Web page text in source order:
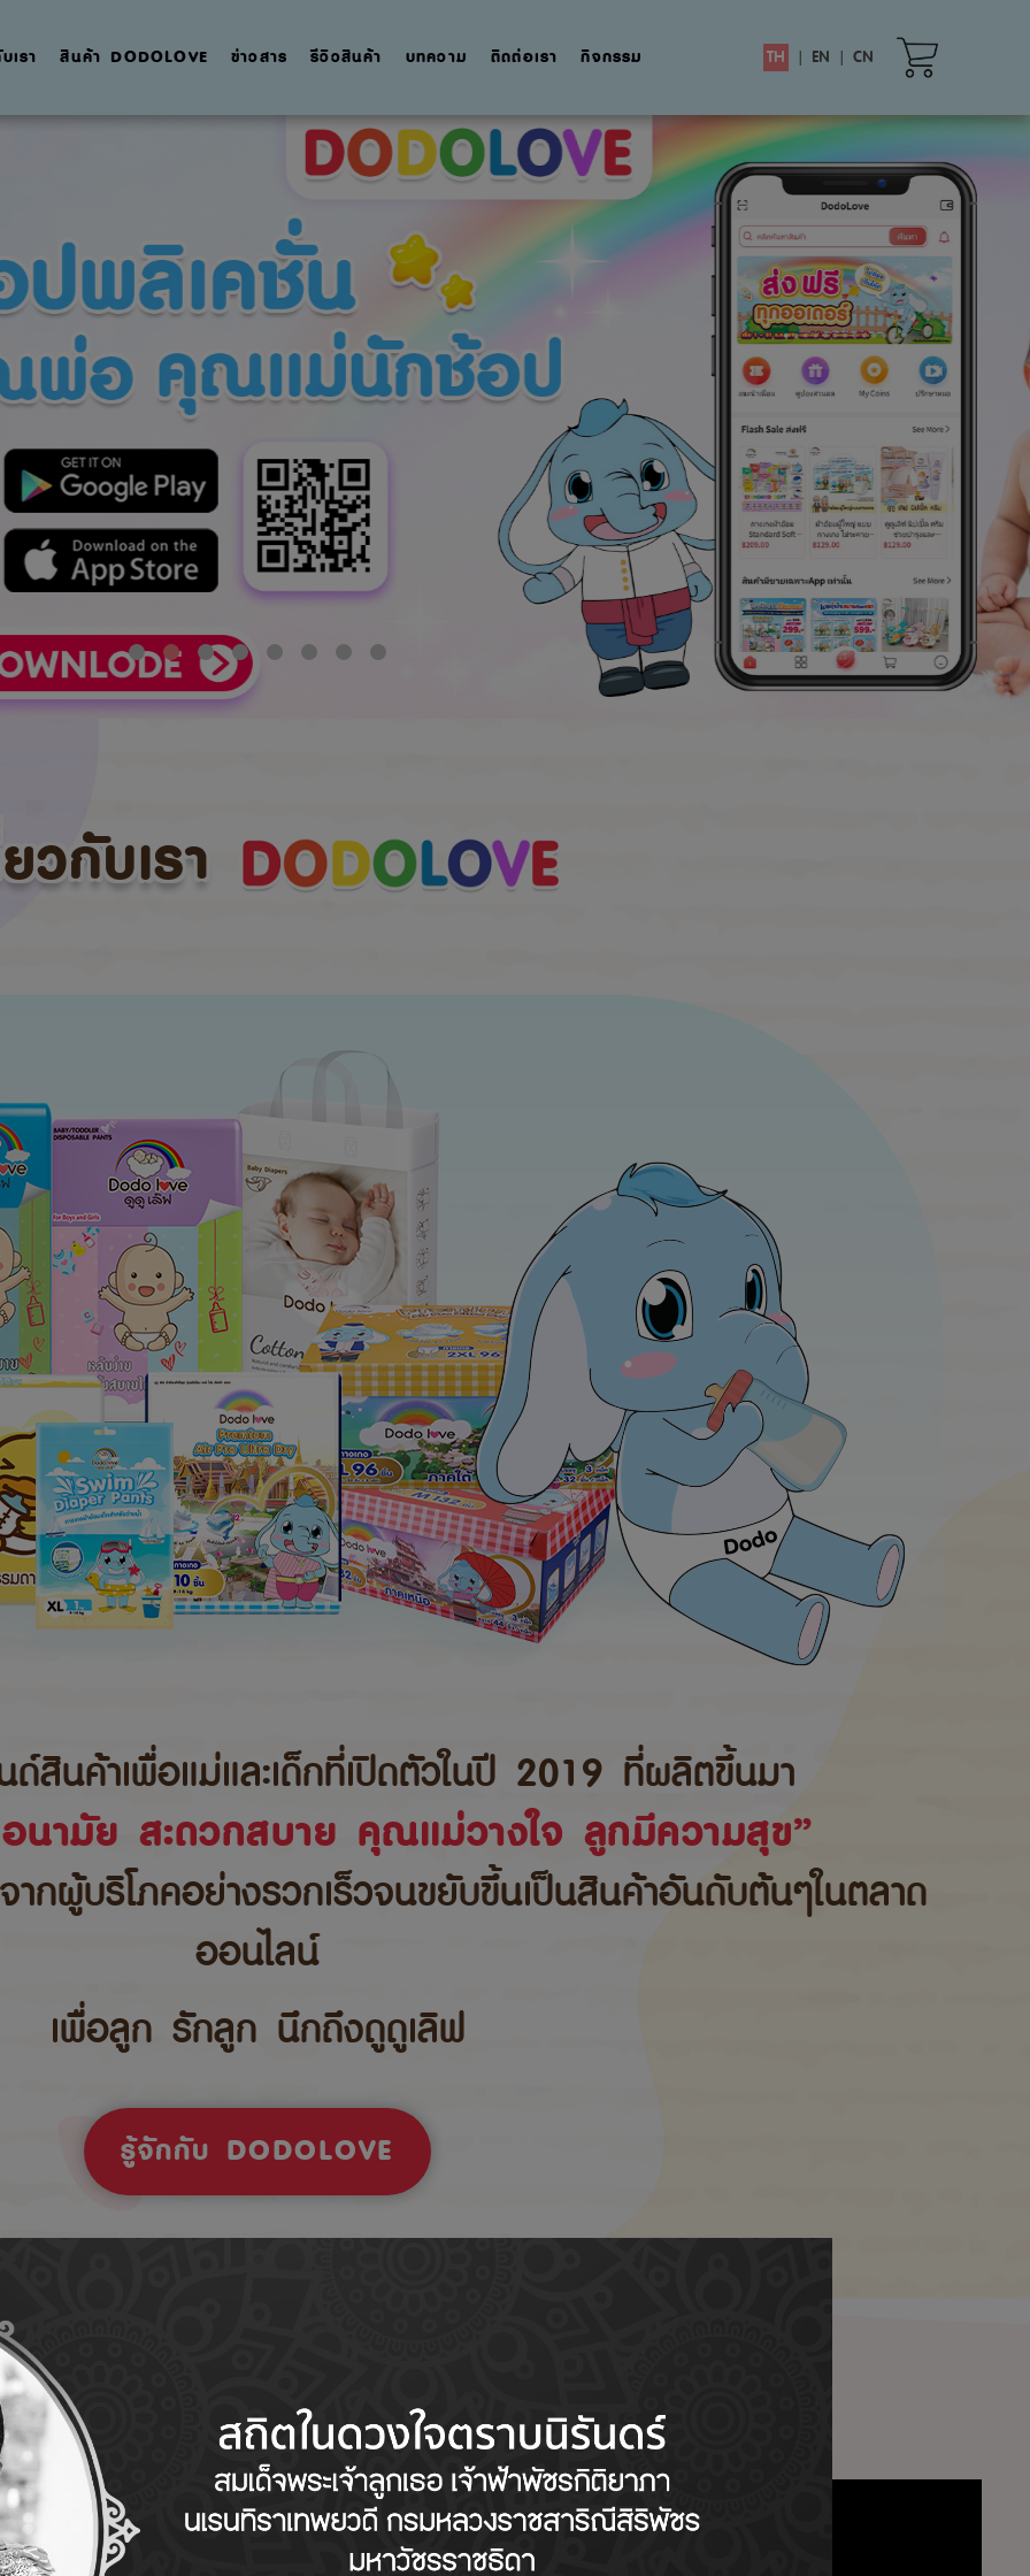
เรา สินค้า DODOLOVE ข่าวสาร รีวิวสินค้า บทความ ติดต่อเรา กิจกรรม TH | EN | CN
วกับเรา
สินค้าเพื่อแม่และเด็กที่เปิดตัวในปี 2019 ที่ผลิตขึ้นมา
นามัย สะดวกสบาย คุณแม่วางใจ ลูกมีความสุข”
ากผู้บริโภคอย่างรวกเร็วจนขยับขึ้นเป็นสินค้าอันดับต้นๆในตลาด
ออนไลน์
เพื่อลูก รักลูก นึกถึงดูดูเลิฟ
รู้จักกับ DODOLOVE
Tips